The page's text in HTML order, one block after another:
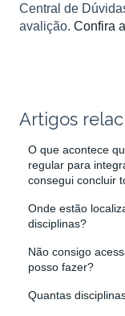
Central de
avalição. Confira
Artigos
O que acontece
regular para
consegui concluir
Onde estão
disciplinas?
Não consigo
posso fazer?
Quantas